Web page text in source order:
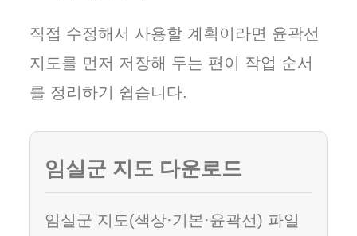
직접 수정해서 사용할 계획이라면 윤곽선
지도를 먼저 저장해 두는 편이 작업 순서
를 정리하기 쉽습니다.
임실군 지도 다운로드
임실군 지도(색상·기본·윤곽선) 파일